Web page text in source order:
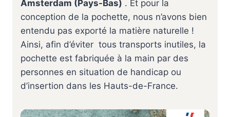
Amsterdam (Pays-Bas) . Et pour la
conception de la pochette, nous n’avons bien
entendu pas exporté la matière naturelle !
Ainsi, afin d’éviter tous transports inutiles, la
pochette est fabriquée à la main par des
personnes en situation de handicap ou
d’insertion dans les Hauts-de-France.